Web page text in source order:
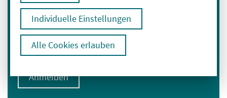
Individuelle Einstellungen
Alle Cookies erlauben
Immer informiert bleiben
Melden Sie sich für unseren Newsletter an:
E-Mail-Adresse eingeben
Anmelden